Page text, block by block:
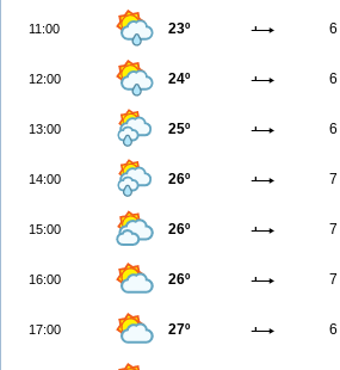
11:00 23º 6
12:00 24º 6
13:00 25º 6
14:00 26º 7
15:00 26º 7
16:00 26º 7
17:00 27º 6